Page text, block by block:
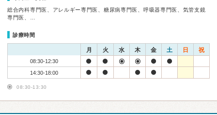
総合内科専門医、アレルギー専門医、糖尿病専門医、呼吸器専門医、気管支鏡
専門医、…
診療時間
月 火 水 木 金 土 日 祝
08:30-12:30
14:30-18:00
08:30-13:30